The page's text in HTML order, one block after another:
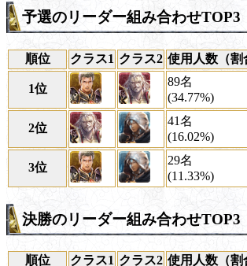
予選のリーダー組み合わせTOP3
順位 クラス1 クラス2 使用人数（割
1位
89名
(34.77%)
2位
41名
(16.02%)
3位
29名
(11.33%)
決勝のリーダー組み合わせTOP3
順位 クラス1 クラス2 使用人数（割